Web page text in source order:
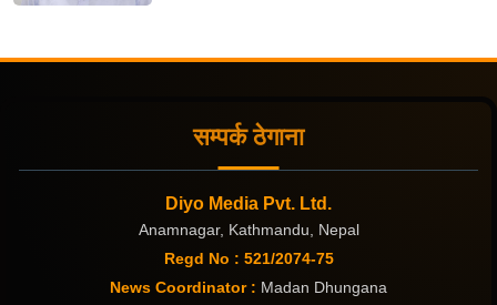
सम्पर्क ठेगाना
Diyo Media Pvt. Ltd.
Anamnagar, Kathmandu, Nepal
Regd No : 521/2074-75
News Coordinator : Madan Dhungana